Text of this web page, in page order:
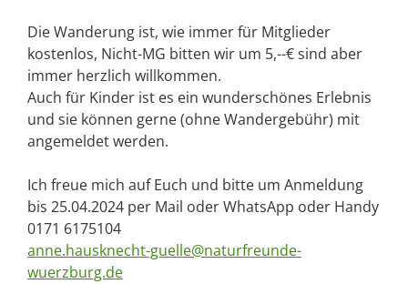
Die Wanderung ist, wie immer für Mitglieder
kostenlos, Nicht-MG bitten wir um 5,--€ sind aber
immer herzlich willkommen.
Auch für Kinder ist es ein wunderschönes Erlebnis
und sie können gerne (ohne Wandergebühr) mit
angemeldet werden.
Ich freue mich auf Euch und bitte um Anmeldung
bis 25.04.2024 per Mail oder WhatsApp oder Handy
0171 6175104
anne.hausknecht-guelle@naturfreunde-
wuerzburg.de